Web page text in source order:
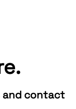
and contact